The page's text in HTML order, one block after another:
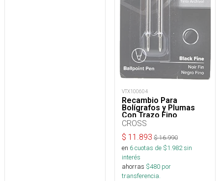
VTX100604
Recambio Para
Bolígrafos y Plumas
Con Trazo Fino
(Paquete de 2)
CROSS
$ 11.893 $16.990
en 6cuotas de $1.982sin
interés
ahorras $480 por
transferencia.